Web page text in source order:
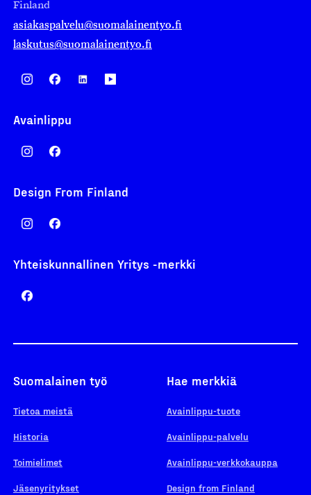
Finland
asiakaspalvelu@suomalainentyo.fi
laskutus@suomalainentyo.fi
Avainlippu
Design From Finland
Yhteiskunnallinen Yritys -merkki
Suomalainen työ
Tietoa meistä
Historia
Toimielimet
Jäsenyritykset
Hae merkkiä
Avainlippu-tuote
Avainlippu-palvelu
Avainlippu-verkkokauppa
Design from Finland